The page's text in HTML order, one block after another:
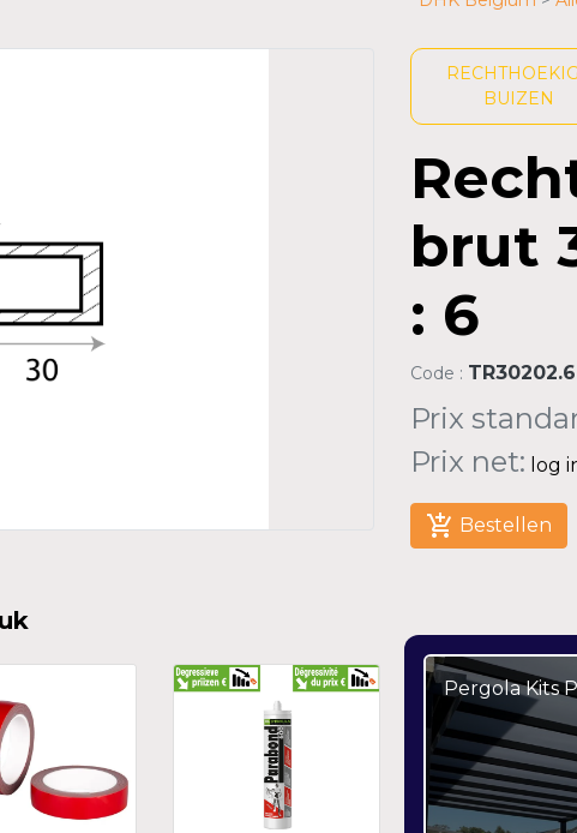
BUIZEN
brut
: 6
Code : TR30202.6
Prix
Prix net: log
add_shopping_cart Bestellen
Pergola Kits